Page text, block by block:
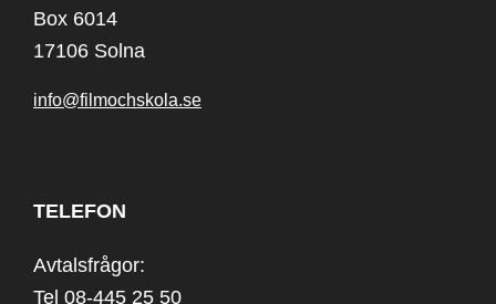
Box 6014
17106 Solna
info@filmochskola.se
TELEFON
Avtalsfrågor:
Tel 08-445 25 50